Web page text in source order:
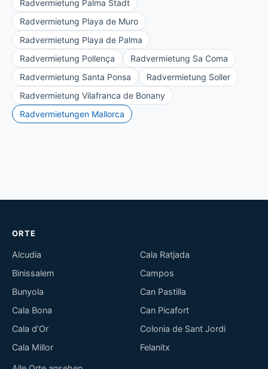
Radvermietung Palma Stadt
Radvermietung Playa de Muro
Radvermietung Playa de Palma
Radvermietung Pollença
Radvermietung Sa Coma
Radvermietung Santa Ponsa
Radvermietung Soller
Radvermietung Vilafranca de Bonany
Radvermietungen Mallorca
ORTE
Alcudia
Binissalem
Bunyola
Cala Bona
Cala d’Or
Cala Millor
Cala Ratjada
Campos
Can Pastilla
Can Picafort
Colonia de Sant Jordi
Felanitx